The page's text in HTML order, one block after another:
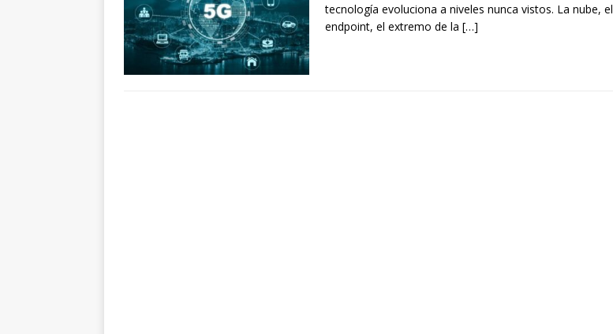
tecnología evoluciona a niveles nunca vistos. La nube, el
endpoint, el extremo de la […]